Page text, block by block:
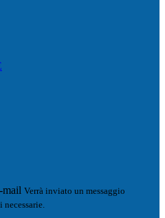
mail Verrà inviato un messaggio